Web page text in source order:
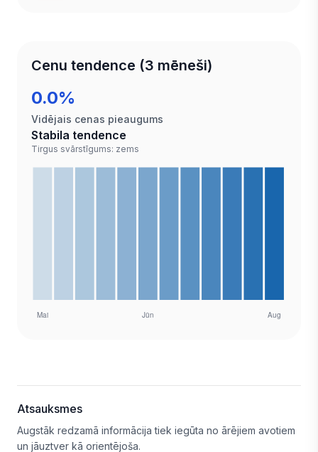
Cenu tendence (3 mēneši)
0.0%
Vidējais cenas pieaugums
Stabila tendence
Tirgus svārstīgums: zems
Atsauksmes
Augstāk redzamā informācija tiek iegūta no ārējiem avotiem
un jāuztver kā orientējoša.